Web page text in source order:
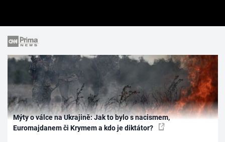
Mýty o válce na Ukrajině: Jak to bylo s nacismem,
Euromajdanem či Krymem a kdo je diktátor?